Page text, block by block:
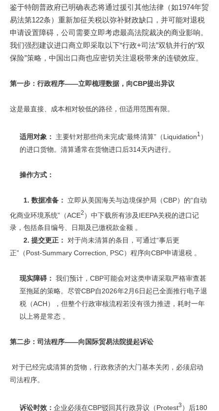
鉴于特朗普政府已明确表态将通过援引其他法律（如1974年贸
易法第122条）重新加征关税以弥补财政缺口，并可能对退税
申请设置障碍，公司需要立即考虑最高法院裁决的商业影响。
我们强烈建议进口商立即采取以下“行政+司法”双轨并行的“双
保险”策略， 中国出口商也应密切关注退税带来的连锁效应。
第一步：行政程序——立即梳理数据，向CBP提出异议
这是最直接、成本相对较低的路径，但适用范围有限。
适用对象： 主要针对那些尚未完成“最终清算”（Liquidation1 ）
的进口货物。清算通常在货物进口后314天内进行。
操作方式：
1. 数据准备：
立即从美国海关与边境保护局（CBP）的“自动
化商业环境系统”（ACE2 ）中下载所有涉及IEEPA关税的进口记
录，包括条目编号、日期及已缴税款金额 。
2. 提交更正： 对于尚未清算的条目，可通过“事后更
正”（Post-Summary Correction, PSC）程序向CBP申请退税 。
现实障碍： 我们预计，CBP可能会对这类申请采取严格审查甚
至拖延的策略。尽管CBP自2026年2月6日起已全面推行电子退
税（ACH），但整个行政审核流程若没有强力推进，耗时一年
以上将是常态 。
第二步：司法程序——向国际贸易法院提起诉讼
对于已经完成清算的货物，行政救济的大门基本关闭，必须启动
司法程序。
诉讼时效： 企业必须在CBP驳回其行政异议（Protest3 ）后180